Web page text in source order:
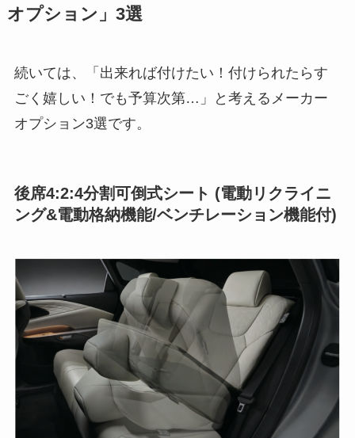
オプション」3選
続いては、「出来れば付けたい！付けられたらす
ごく嬉しい！でも予算次第…」と考えるメーカー
オプション3選です。
後席4:2:4分割可倒式シート (電動リクライニ
ング&電動格納機能/ベンチレーション機能付)